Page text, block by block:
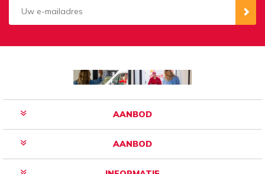
AANBOD
AANBOD